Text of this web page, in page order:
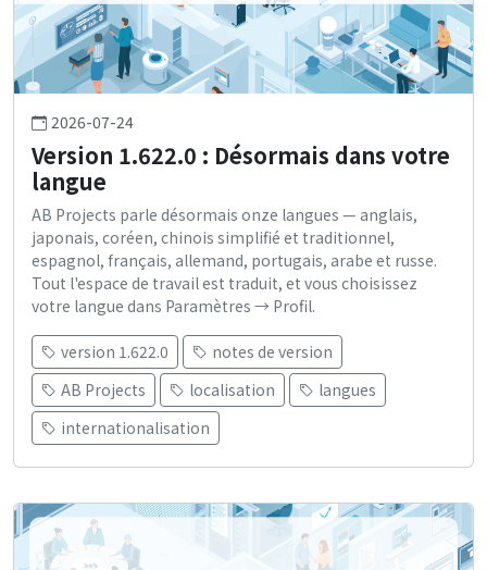
2026-07-24
Version 1.622.0 : Désormais dans votre
langue
AB Projects parle désormais onze langues — anglais,
japonais, coréen, chinois simplifié et traditionnel,
espagnol, français, allemand, portugais, arabe et russe.
Tout l'espace de travail est traduit, et vous choisissez
votre langue dans Paramètres → Profil.
version 1.622.0
notes de version
AB Projects
localisation
langues
internationalisation